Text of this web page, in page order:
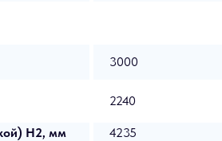
3000
2240
H2, мм 4235